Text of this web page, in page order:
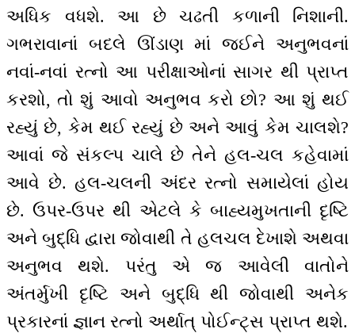
અધિક વધશે. આ છે ચઢતી કળાની નિશાની.
ગભરાવાનાં બદલે ઊંડાણ માં જઈને અનુભવનાં
નવાં-નવાં રત્નો આ પરીક્ષાઓનાં સાગર થી પ્રાપ્ત
કરશો, તો શું આવો અનુભવ કરો છો? આ શું થઈ
રહ્યું છે, કેમ થઈ રહ્યું છે અને આવું કેમ ચાલશે?
આવાં જે સંકલ્પ ચાલે છે તેને હલ-ચલ કહેવામાં
આવે છે. હલ-ચલની અંદર રત્નો સમાયેલાં હોય
છે. ઉપર-ઉપર થી એટલે કે બાહ્યમુખતાની દૃષ્ટિ
અને બુદ્ધિ દ્વારા જોવાથી તે હલચલ દેખાશે અથવા
અનુભવ થશે. પરંતુ એ જ આવેલી વાતોને
અંતર્મુખી દૃષ્ટિ અને બુદ્ધિ થી જોવાથી અનેક
પ્રકારનાં જ્ઞાન રત્નો અર્થાત્ પોઈન્ટ્સ પ્રાપ્ત થશે.